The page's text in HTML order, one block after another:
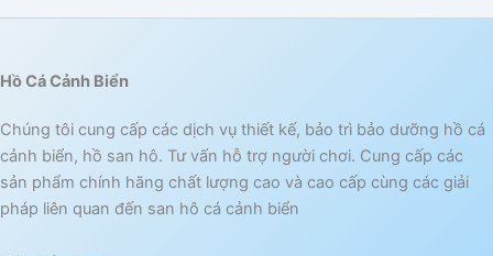
Hồ Cá Cảnh Biển
Chúng tôi cung cấp các dịch vụ thiết kế, bảo trì bảo dưỡng hồ cá
cảnh biển, hồ san hô. Tư vấn hỗ trợ người chơi. Cung cấp các
sản phẩm chính hãng chất lượng cao và cao cấp cùng các giải
pháp liên quan đến san hô cá cảnh biển